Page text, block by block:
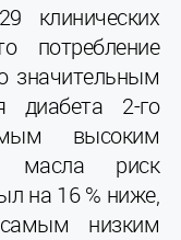
клинических
потребление
значительным
диабета 2-го
высоким
масла риск
на 16 % ниже,
низким